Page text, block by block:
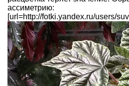
ассиметрию:
[url=http://fotki.yandex.ru/users/